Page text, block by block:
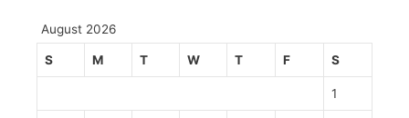
August 2026
S M T W T F S
1